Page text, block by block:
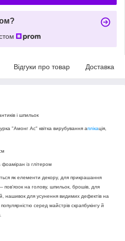
Відгуки про товар Доставка
і шпильок
"Амонг Ас" квітка вирубування аплікація,
із глітером
як елементи декору, для прикрашання
пов'язок на голову, шпильок, брошів, для
нашивок для усунення видимих дефектів на
серед майстрів скрапбукінгу й